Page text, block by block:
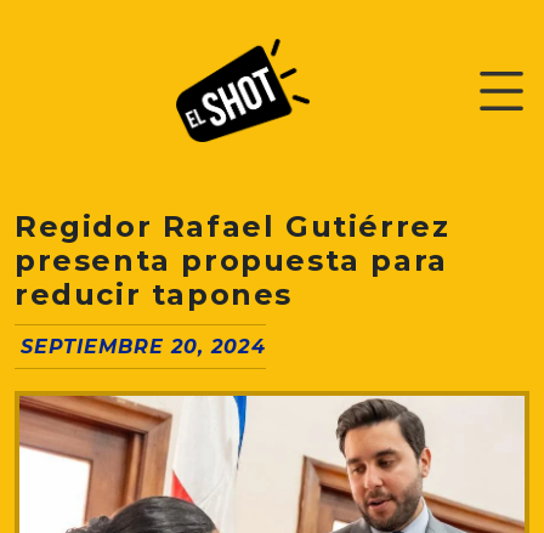
Regidor Rafael Gutiérrez
presenta propuesta para
reducir tapones
SEPTIEMBRE 20, 2024